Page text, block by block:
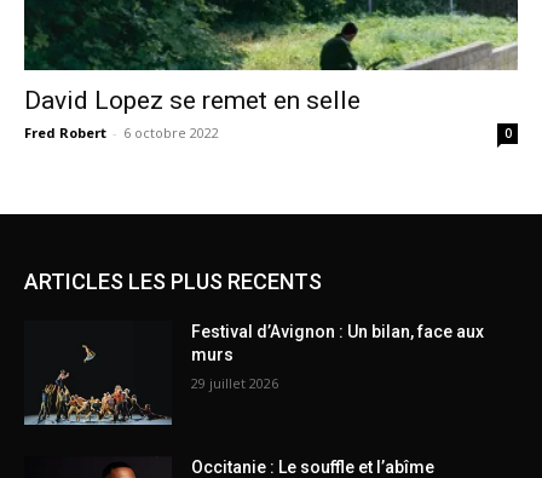
David Lopez se remet en selle
Fred Robert - 6 octobre 2022 0
ARTICLES LES PLUS RECENTS
Festival d’Avignon : Un bilan, face aux
murs
29 juillet 2026
Occitanie : Le souffle et l’abîme